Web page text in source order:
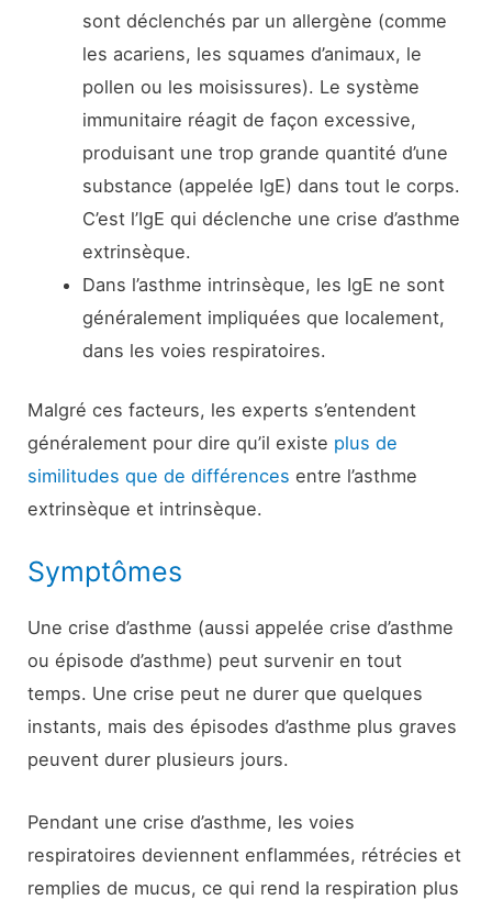
sont déclenchés par un allergène (comme
les acariens, les squames d’animaux, le
pollen ou les moisissures). Le système
immunitaire réagit de façon excessive,
produisant une trop grande quantité d’une
substance (appelée IgE) dans tout le corps.
C’est l’IgE qui déclenche une crise d’asthme
extrinsèque.
Dans l’asthme intrinsèque, les IgE ne sont
généralement impliquées que localement,
dans les voies respiratoires.
Malgré ces facteurs, les experts s’entendent
généralement pour dire qu’il existe plus de
similitudes que de différences entre l’asthme
extrinsèque et intrinsèque.
Symptômes
Une crise d’asthme (aussi appelée crise d’asthme
ou épisode d’asthme) peut survenir en tout
temps. Une crise peut ne durer que quelques
instants, mais des épisodes d’asthme plus graves
peuvent durer plusieurs jours.
Pendant une crise d’asthme, les voies
respiratoires deviennent enflammées, rétrécies et
remplies de mucus, ce qui rend la respiration plus